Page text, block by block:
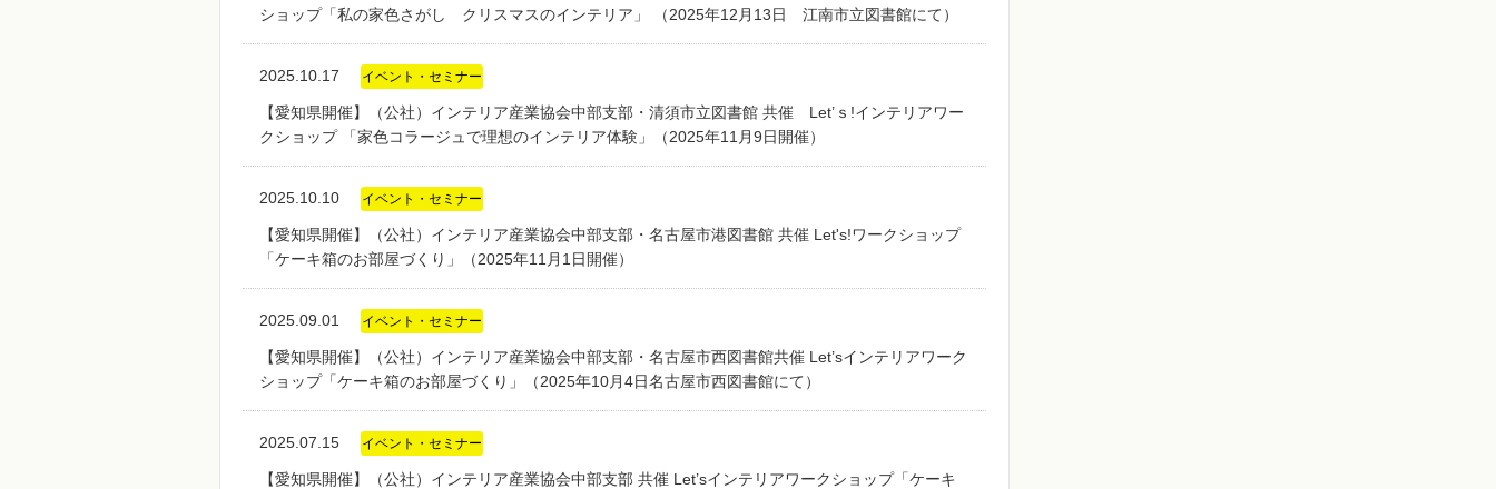
ショップ「私の家色さがし クリスマスのインテリア」 （2025年12月13日 江南市立図書館にて）
2025.10.17 イベント・セミナー
【愛知県開催】（公社）インテリア産業協会中部支部・清須市立図書館 共催 Let’ｓ!インテリアワー
クショップ 「家色コラージュで理想のインテリア体験」（2025年11月9日開催）
2025.10.10 イベント・セミナー
【愛知県開催】（公社）インテリア産業協会中部支部・名古屋市港図書館 共催 Let's!ワークショップ
「ケーキ箱のお部屋づくり」（2025年11月1日開催）
2025.09.01 イベント・セミナー
【愛知県開催】（公社）インテリア産業協会中部支部・名古屋市西図書館共催 Let’sインテリアワーク
ショップ「ケーキ箱のお部屋づくり」（2025年10月4日名古屋市西図書館にて）
2025.07.15 イベント・セミナー
【愛知県開催】（公社）インテリア産業協会中部支部 共催 Let’sインテリアワークショップ「ケーキ